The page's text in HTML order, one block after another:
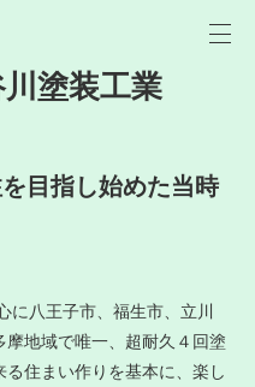
塗装工業
目指し始めた当時
に八王子市、福生市、立川
地域で唯一、超耐久４回塗
住まい作りを基本に、楽し